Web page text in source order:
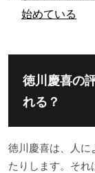
始めている
徳川慶喜の
れる？
徳川慶喜は、人に
たりします。そ